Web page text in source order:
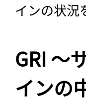
インの状況
GRI 〜
インの